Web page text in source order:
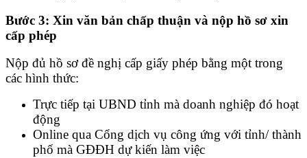
Bước 3: Xin văn bản chấp thuận và nộp hồ sơ xin
cấp phép
Nộp đủ hồ sơ đề nghị cấp giấy phép bằng một trong
các hình thức:
Trực tiếp tại UBND tỉnh mà doanh nghiệp đó hoạt
động
Online qua Cổng dịch vụ công ứng với tỉnh/ thành
phố mà GĐĐH dự kiến làm việc